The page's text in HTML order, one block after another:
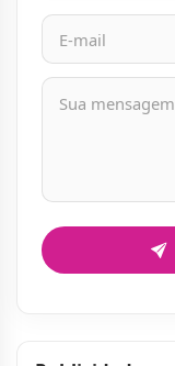
Mensagem